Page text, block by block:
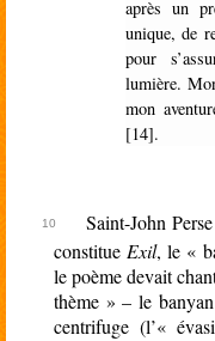
après un
unique, de
pour
lumière.
mon
[14].
Saint-John
constitue Exil, le «
le poème devait
thème » – le
centrifuge (l’«